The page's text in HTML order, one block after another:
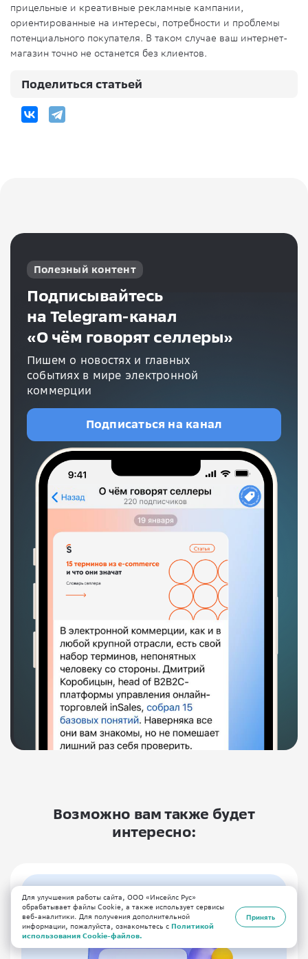
прицельные и креативные рекламные кампании,
ориентированные на интересы, потребности и проблемы
потенциального покупателя. В таком случае ваш интернет-
магазин точно не останется без клиентов.
Поделиться статьей
Полезный контент
Подписывайтесь
на Telegram-канал
«О чём говорят селлеры»
Пишем о новостях и главных
событиях в мире электронной
коммерции
Подписаться на канал
Возможно вам также будет
интересно:
Для улучшения работы сайта, ООО «Инсейлс Рус»
обрабатывает файлы Cookie, а также использует сервисы
веб-аналитики. Для получения дополнительной
информации, пожалуйста, ознакомьтесь с Политикой
использования Cookie-файлов.
Принять